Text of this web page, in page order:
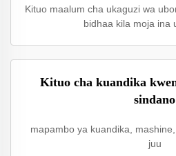
Kituo maalum cha ukaguzi wa
bidhaa kila moja ina
Kituo cha kuandika
sindano
mapambo ya kuandika,
juu